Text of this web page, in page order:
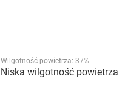
Wilgotność powietrza: 37%
Niska wilgotność powietrza